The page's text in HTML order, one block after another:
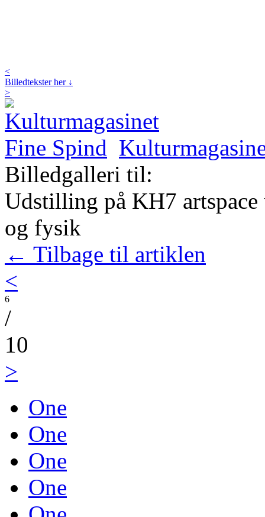
<
Billedtekster her ↓
>
Billedgalleri til:
Udstilling på KH7
og fysik
← Tilbage til artiklen
<
6
/
10
>
One
One
One
One